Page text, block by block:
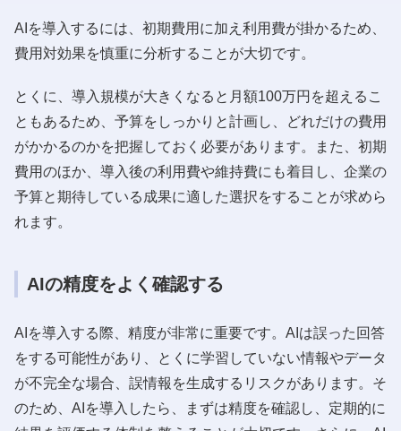
AIを導入するには、初期費用に加え利用費が掛かるため、
費用対効果を慎重に分析することが大切です。
とくに、導入規模が大きくなると月額100万円を超えるこ
ともあるため、予算をしっかりと計画し、どれだけの費用
がかかるのかを把握しておく必要があります。また、初期
費用のほか、導入後の利用費や維持費にも着目し、企業の
予算と期待している成果に適した選択をすることが求めら
れます。
AIの精度をよく確認する
AIを導入する際、精度が非常に重要です。AIは誤った回答
をする可能性があり、とくに学習していない情報やデータ
が不完全な場合、誤情報を生成するリスクがあります。そ
のため、AIを導入したら、まずは精度を確認し、定期的に